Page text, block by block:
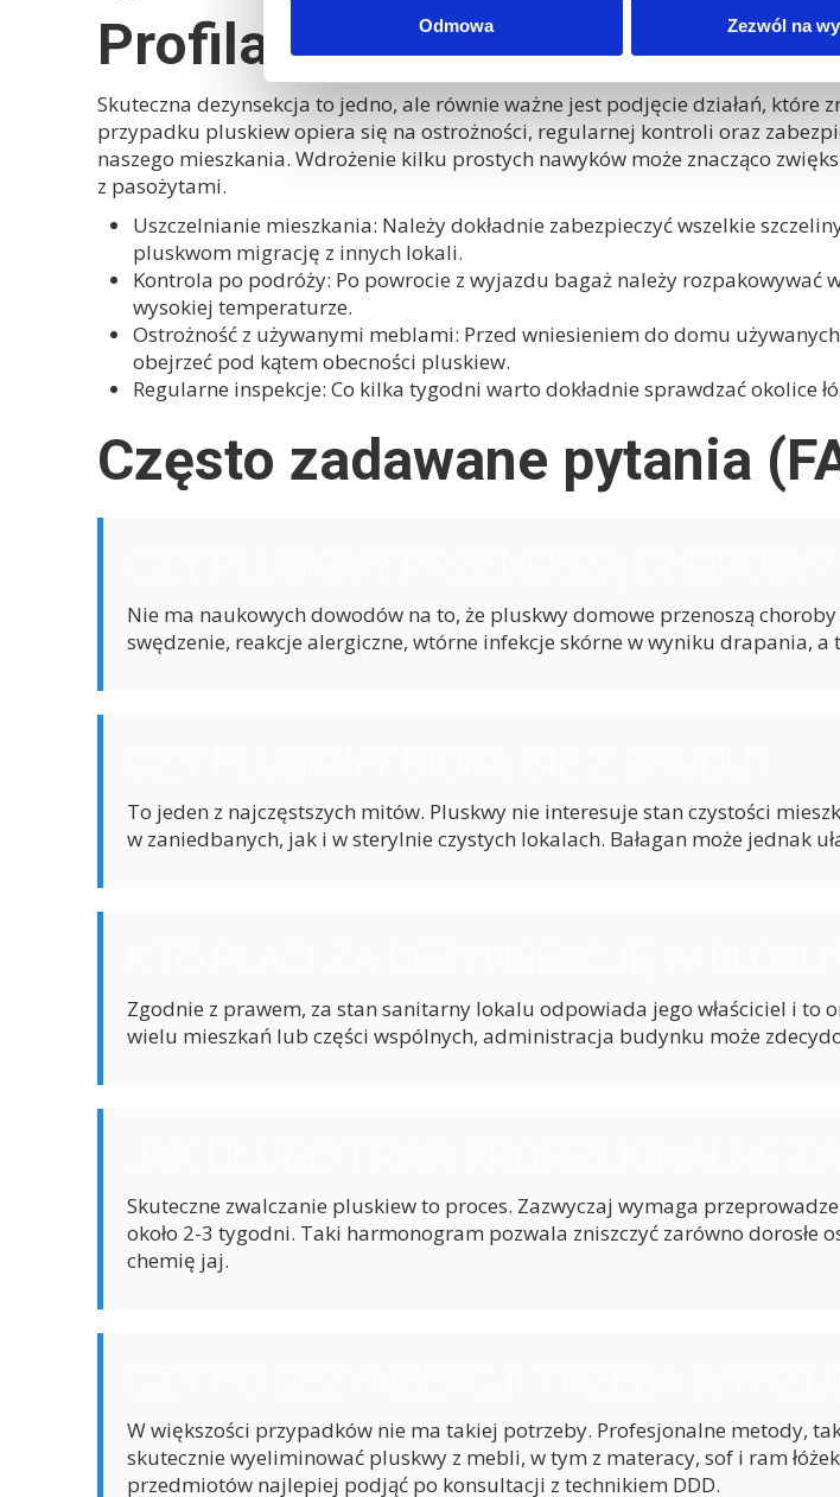
Odmowa Zezwól na
Profilaktyka: jak
Skuteczna dezynsekcja to jedno, ale równie ważne jest podjęcie działań,
przypadku pluskiew opiera się na ostrożności, regularnej kontroli oraz
naszego mieszkania. Wdrożenie kilku prostych nawyków może znacząco
z pasożytami.
Uszczelnianie mieszkania: Należy dokładnie zabezpieczyć wszelkie
pluskwom migrację z innych lokali.
Kontrola po podróży: Po powrocie z wyjazdu bagaż należy rozpakowywać
wysokiej temperaturze.
Ostrożność z używanymi meblami: Przed wniesieniem do domu
obejrzeć pod kątem obecności pluskiew.
Regularne inspekcje: Co kilka tygodni warto dokładnie sprawdzać okolice
Często zadawane pytania
Nie ma naukowych dowodów na to, że pluskwy domowe przenoszą
swędzenie, reakcje alergiczne, wtórne infekcje skórne w wyniku drapania,
To jeden z najczęstszych mitów. Pluskwy nie interesuje stan czystości
w zaniedbanych, jak i w sterylnie czystych lokalach. Bałagan może jednak
Zgodnie z prawem, za stan sanitarny lokalu odpowiada jego właściciel i to
wielu mieszkań lub części wspólnych, administracja budynku może
Skuteczne zwalczanie pluskiew to proces. Zazwyczaj wymaga
około 2-3 tygodni. Taki harmonogram pozwala zniszczyć zarówno
chemię jaj.
W większości przypadków nie ma takiej potrzeby. Profesjonalne metody,
skutecznie wyeliminować pluskwy z mebli, w tym z materacy, sof i ram
przedmiotów najlepiej podjąć po konsultacji z technikiem DDD.